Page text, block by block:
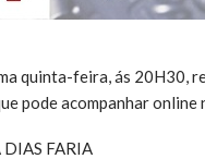
quinta-feira, ás 20H30,
pode acompanhar
DIAS FARIA